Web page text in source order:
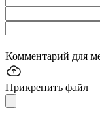
Комментарий для
Прикрепить файл